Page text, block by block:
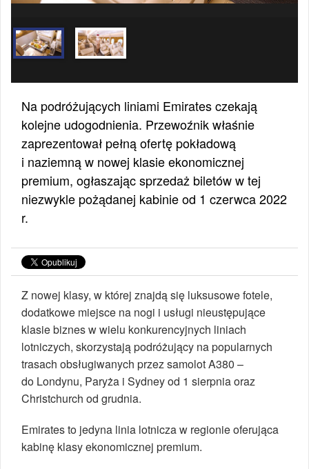
Na podróżujących liniami Emirates czekają
kolejne udogodnienia. Przewoźnik właśnie
zaprezentował pełną ofertę pokładową
i naziemną w nowej klasie ekonomicznej
premium, ogłaszając sprzedaż biletów w tej
niezwykle pożądanej kabinie od 1 czerwca 2022
r.
Z nowej klasy, w której znajdą się luksusowe fotele,
dodatkowe miejsce na nogi i usługi nieustępujące
klasie biznes w wielu konkurencyjnych liniach
lotniczych, skorzystają podróżujący na popularnych
trasach obsługiwanych przez samolot A380 –
do Londynu, Paryża i Sydney od 1 sierpnia oraz
Christchurch od grudnia.
Emirates to jedyna linia lotnicza w regionie oferująca
kabinę klasy ekonomicznej premium.